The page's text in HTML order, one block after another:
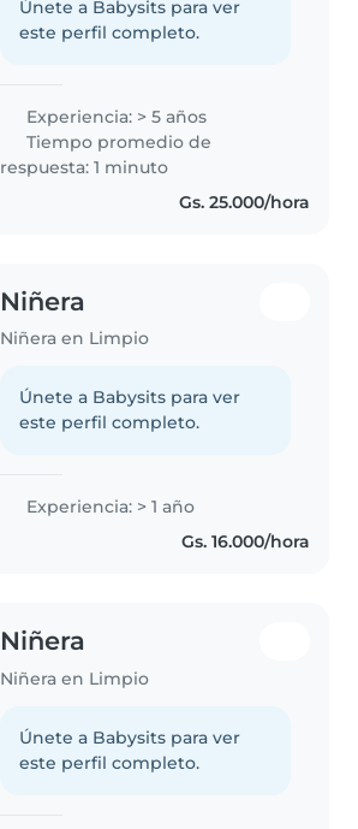
Únete a Babysits para ver
este perfil completo.
Experiencia: > 5 años
Tiempo promedio de
respuesta: 1 minuto
Gs. 25.000/hora
Niñera
Niñera en Limpio
Únete a Babysits para ver
este perfil completo.
Experiencia: > 1 año
Gs. 16.000/hora
Niñera
Niñera en Limpio
Únete a Babysits para ver
este perfil completo.